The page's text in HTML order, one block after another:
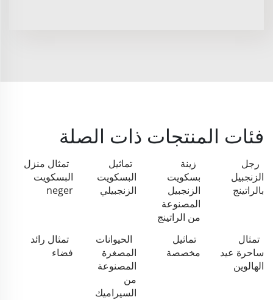
فئات المنتجات ذات الصلة
رجل
الزنجبيل
بالراتينج
زينة
بسكويت
الزنجبيل
المصنوعة
من الراتينج
تماثيل
البسكويت
الزنجبيلي
تمثال منزل
البسكويت
neger
تمثال
ساحرة عيد
الهالوين
تماثيل
مخصصة
الحيوانات
المصغرة
المصنوعة
من
السيراميك
تمثال رائد
فضاء